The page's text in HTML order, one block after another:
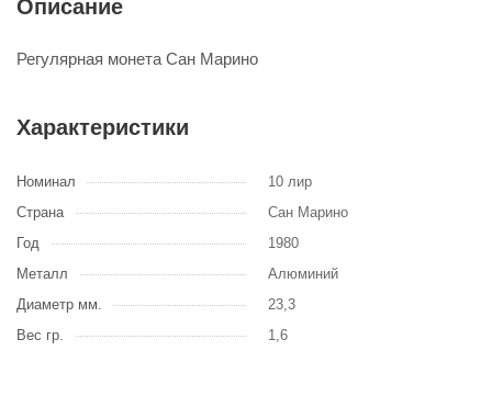
Описание
Регулярная монета Сан Марино
Характеристики
Номинал
10 лир
Страна
Сан Марино
Год
1980
Металл
Алюминий
Диаметр мм.
23,3
Вес гр.
1,6